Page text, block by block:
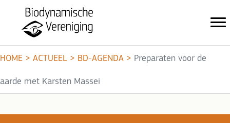
HOME > ACTUEEL > BD-AGENDA > Preparaten voor de
aarde met Karsten Massei